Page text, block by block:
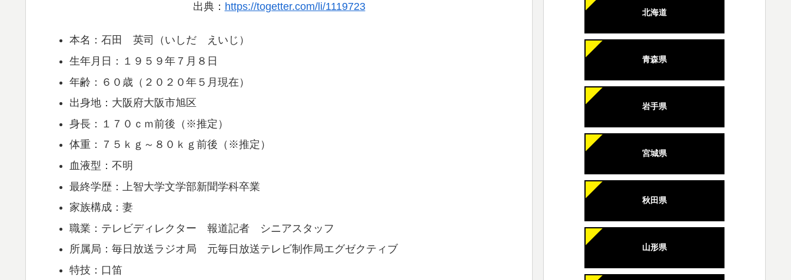
出典： https://togetter.com/li/1119723
本名：石田 英司（いしだ えいじ）
生年月日：１９５９年７月８日
年齢：６０歳（２０２０年５月現在）
出身地：大阪府大阪市旭区
身長：１７０ｃｍ前後（※推定）
体重：７５ｋｇ～８０ｋｇ前後（※推定）
血液型：不明
最終学歴：上智大学文学部新聞学科卒業
家族構成：妻
職業：テレビディレクター 報道記者 シニアスタッフ
所属局：毎日放送ラジオ局 元毎日放送テレビ制作局エグゼクティブ
特技：口笛
北海道
青森県
岩手県
宮城県
秋田県
山形県